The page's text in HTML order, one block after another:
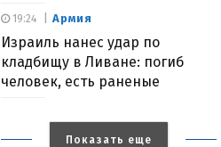
Армия
Израиль нанес удар по
кладбищу в Ливане: погиб
человек, есть раненые
19:24
Показать еще